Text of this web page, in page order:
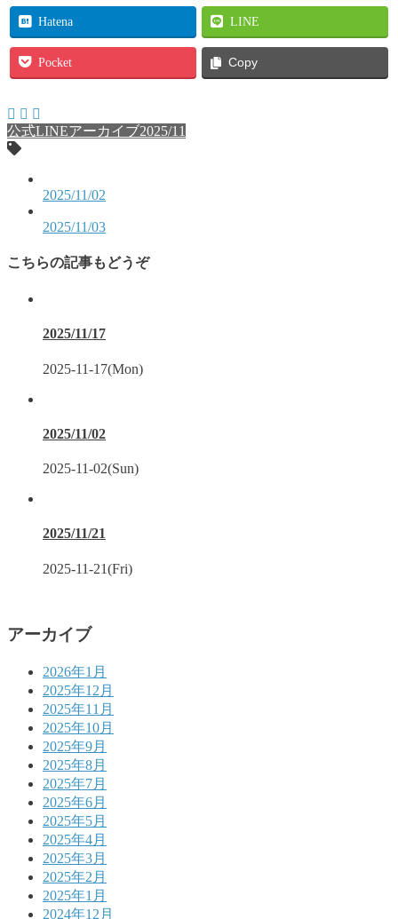
Hatena LINE
Pocket Copy
公式LINEアーカイブ2025/11
2025/11/02
2025/11/03
こちらの記事もどうぞ
2025/11/17
2025-11-17(Mon)
2025/11/02
2025-11-02(Sun)
2025/11/21
2025-11-21(Fri)
アーカイブ
2026年1月
2025年12月
2025年11月
2025年10月
2025年9月
2025年8月
2025年7月
2025年6月
2025年5月
2025年4月
2025年3月
2025年2月
2025年1月
2024年12月